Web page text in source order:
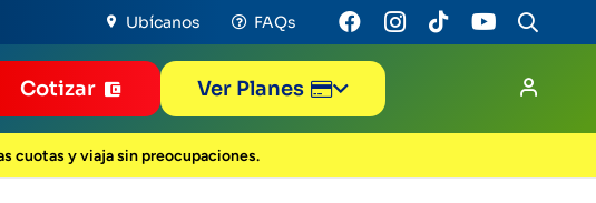
Ubícanos FAQs
Cotizar Ver Planes
cuotas y viaja sin preocupaciones.